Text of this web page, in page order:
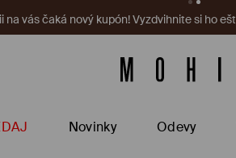
na vás čaká nový kupón! Vyzdvihnite si ho
Novinky Odevy